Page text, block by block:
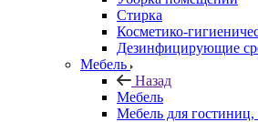
Стирка
Косметико-
Дезинфицирующие
Мебель
Назад
Мебель
Мебель для гостиниц,